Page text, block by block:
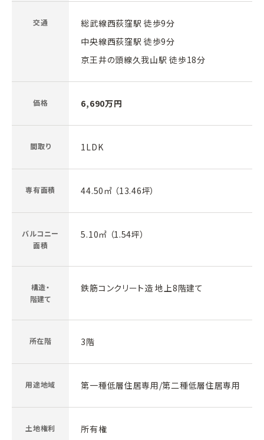
交通
総武線西荻窪駅 徒歩9分
中央線西荻窪駅 徒歩9分
京王井の頭線久我山駅 徒歩18分
価格 6,690万円
間取り 1LDK
専有面積 44.50㎡ （13.46坪）
バルコニー
面積
5.10㎡ （1.54坪）
構造・
階建て
鉄筋コンクリート造 地上8階建て
所在階 3階
用途地域 第一種低層住居専用/第二種低層住居専用
土地権利 所有権